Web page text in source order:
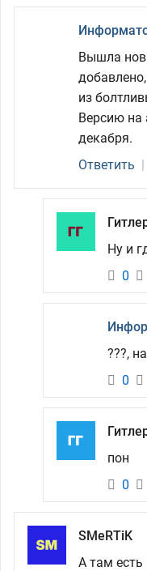
Вышла
из
Версию на
декабря.
Ответить |
Ну и
0
???,
0
пон
0
SMeRTiK
А там есть